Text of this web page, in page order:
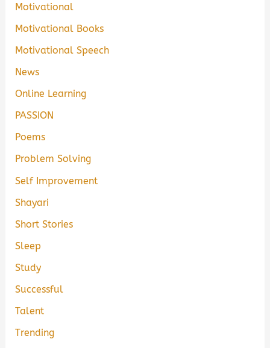
Motivational
Motivational Books
Motivational Speech
News
Online Learning
PASSION
Poems
Problem Solving
Self Improvement
Shayari
Short Stories
Sleep
Study
Successful
Talent
Trending